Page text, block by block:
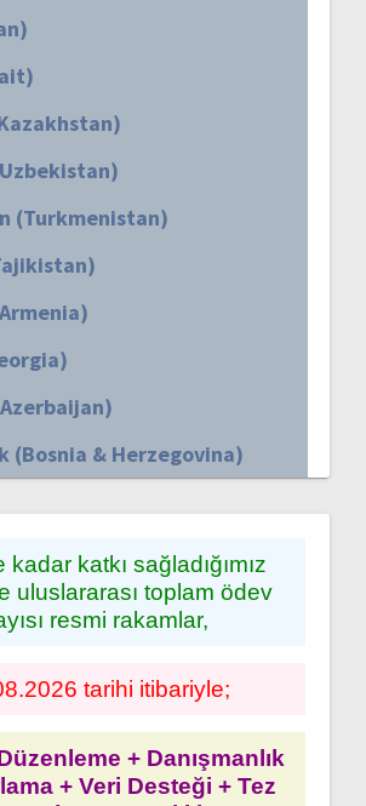
(Turkmenistan)
(Bosnia & Herzegovina)
katkı sağladığımız
uluslararası toplam ödev
resmi rakamlar,
tarihi itibariyle;
+ Danışmanlık
+ Veri Desteği + Tez